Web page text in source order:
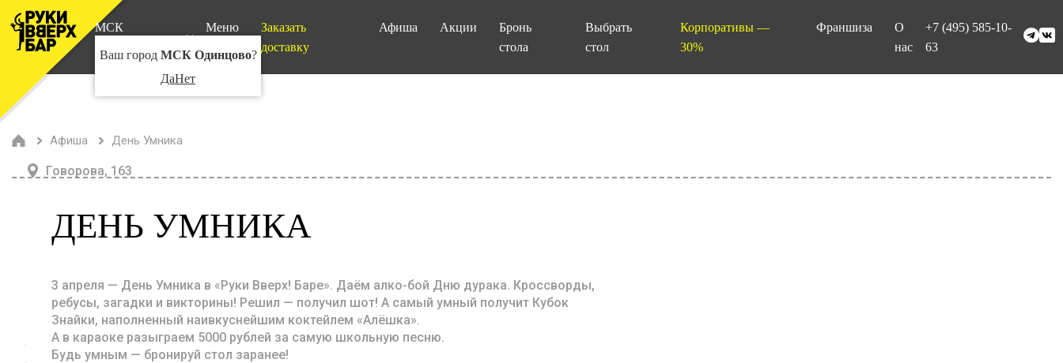
МСК
Ваш город МСК Одинцово?
ДаНет
Меню
Заказать
доставку
Афиша Акции
Бронь
стола
Выбрать
стол
Корпоративы —
30%
Франшиза
О
нас
+7 (495) 585-10-
63
Афиша День Умника
Говорова, 163
ДЕНЬ УМНИКА
3 апреля — День Умника в «Руки Вверх! Баре». Даём алко-бой Дню дурака. Кроссворды,
ребусы, загадки и викторины! Решил — получил шот! А самый умный получит Кубок
Знайки, наполненный наивкуснейшим коктейлем «Алёшка».
А в караоке разыграем 5000 рублей за самую школьную песню.
Будь умным — бронируй стол заранее!